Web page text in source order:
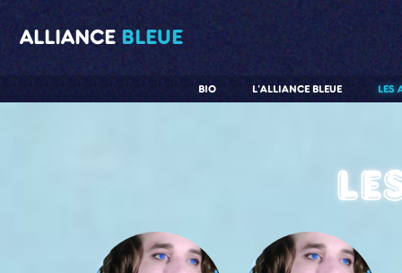
ALLIANCE BLEUE
LES
L'ALLIANCE BLEUE
BIO